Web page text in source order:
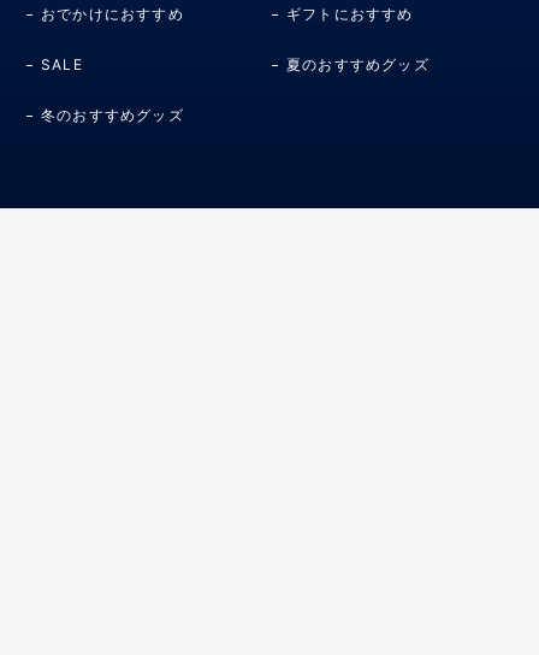
おでかけにおすすめ ギフトにおすすめ
SALE 夏のおすすめグッズ
冬のおすすめグッズ